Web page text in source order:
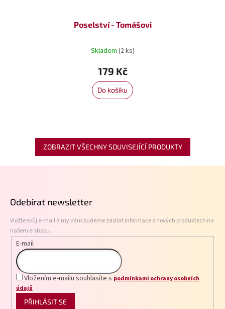
Poselství - Tomášovi
Skladem (2 ks)
179 Kč
Do košíku
ZOBRAZIT VŠECHNY SOUVISEJÍCÍ PRODUKTY
Odebírat newsletter
Vložte svůj e-mail a my vám budeme zasílat informace o nových produktech na
našem e-shopu.
E-mail
Vložením e-mailu souhlasíte s podmínkami ochrany osobních
údajů
PŘIHLÁSIT SE